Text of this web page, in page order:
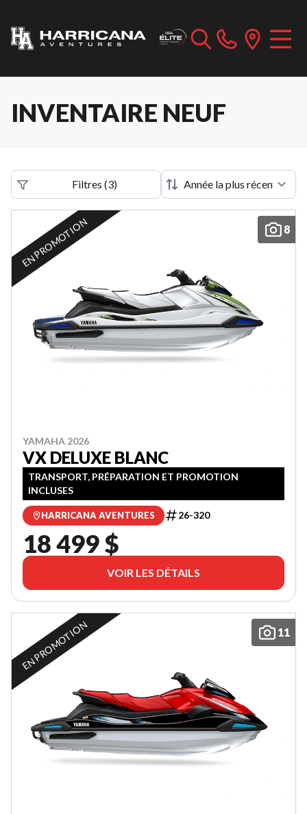
INVENTAIRE NEUF
Filtres (3)
8
EN PROMOTION
YAMAHA 2026
VX DELUXE BLANC
TRANSPORT, PRÉPARATION ET PROMOTION
INCLUSES
HARRICANA AVENTURES 26-320
18 499 $
VOIR LES DÉTAILS
11
EN PROMOTION